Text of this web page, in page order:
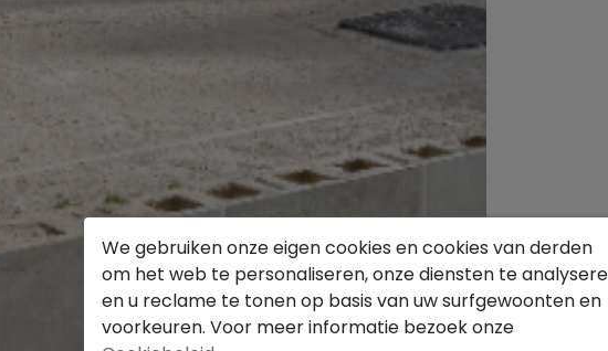
We gebruiken onze eigen cookies en cookies van derden
om het web te personaliseren, onze diensten te
en u reclame te tonen op basis van uw surfgewoonten en
voorkeuren. Voor meer informatie bezoek onze